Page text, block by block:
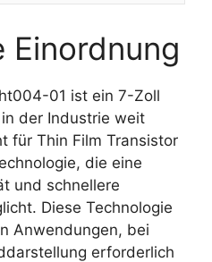
Einordnung
01 ist ein 7-Zoll
der Industrie weit
für Thin Film Transistor
die eine
und schnellere
Diese Technologie
Anwendungen, bei
erforderlich